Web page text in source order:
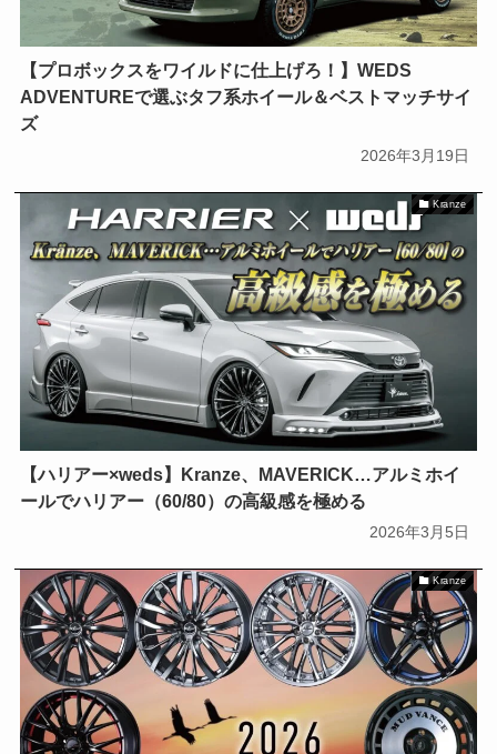
【プロボックスをワイルドに仕上げろ！】WEDS
ADVENTUREで選ぶタフ系ホイール＆ベストマッチサイ
ズ
2026年3月19日
Kranze
【ハリアー×weds】Kranze、MAVERICK…アルミホイ
ールでハリアー（60/80）の高級感を極める
2026年3月5日
Kranze